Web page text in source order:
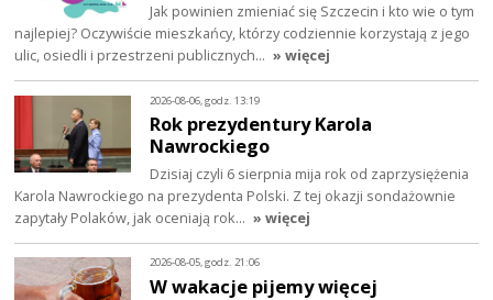
Jak powinien zmieniać się Szczecin i kto wie o tym
najlepiej? Oczywiście mieszkańcy, którzy codziennie korzystają z jego
ulic, osiedli i przestrzeni publicznych… » więcej
2026-08-06, godz. 13:19
Rok prezydentury Karola
Nawrockiego
Dzisiaj czyli 6 sierpnia mija rok od zaprzysiężenia
Karola Nawrockiego na prezydenta Polski. Z tej okazji sondażownie
zapytały Polaków, jak oceniają rok… » więcej
2026-08-05, godz. 21:06
W wakacje pijemy więcej